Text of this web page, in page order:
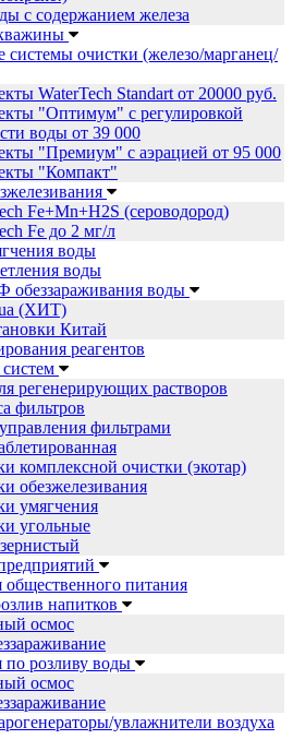
с содержанием железа
системы очистки (железо/марганец/
WaterTech Standart от 20000 руб.
"Оптимум" с регулировкой
воды от 39 000
"Премиум" с аэрацией от 95 000
"Компакт"
Fe+Mn+H2S (сероводород)
Fe до 2 мг/л
воды
воды
обеззараживания воды
(ХИТ)
Китай
реагентов
регенерирующих растворов
фильтров
фильтрами
комплексной очистки (экотар)
обезжелезивания
умягчения
угольные
общественного питания
напитков
осмос
по розливу воды
осмос
увлажнители воздуха